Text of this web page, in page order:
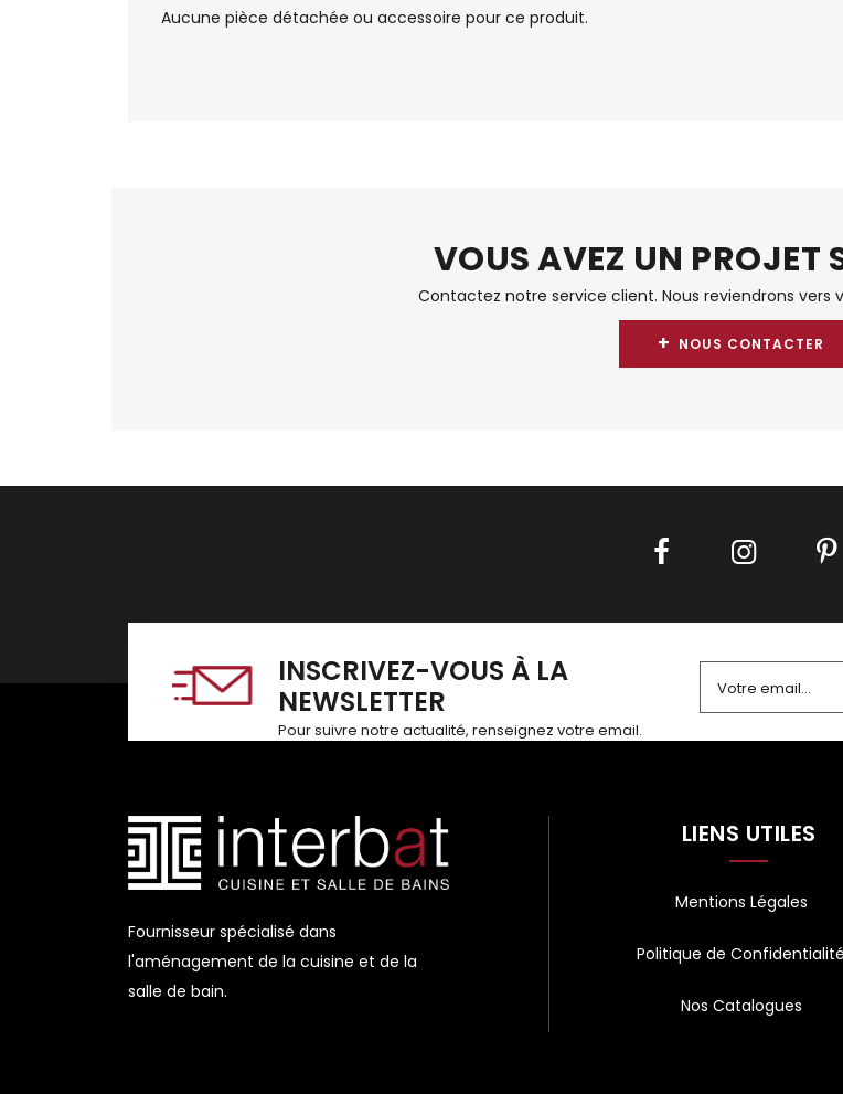
Aucune pièce détachée ou accessoire pour ce produit.
VOUS AVEZ UN PROJET
Contactez notre service client. Nous reviendrons vers
+ NOUS CONTACTER
INSCRIVEZ-VOUS À LA
NEWSLETTER
Pour suivre notre actualité, renseignez votre email. Alternative:
Fournisseur spécialisé dans
l'aménagement de la cuisine et de la
salle de bain.
LIENS UTILES
Mentions Légales
Politique de Confidentialité
Nos Catalogues